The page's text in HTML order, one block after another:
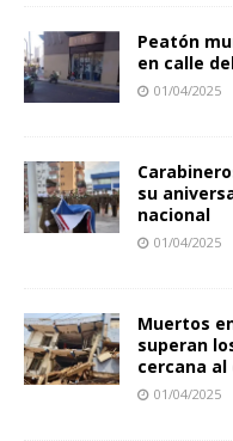
Peatón
en calle
01/04/2025
su
nacional
01/04/2025
Muertos
superan
cercana
01/04/2025